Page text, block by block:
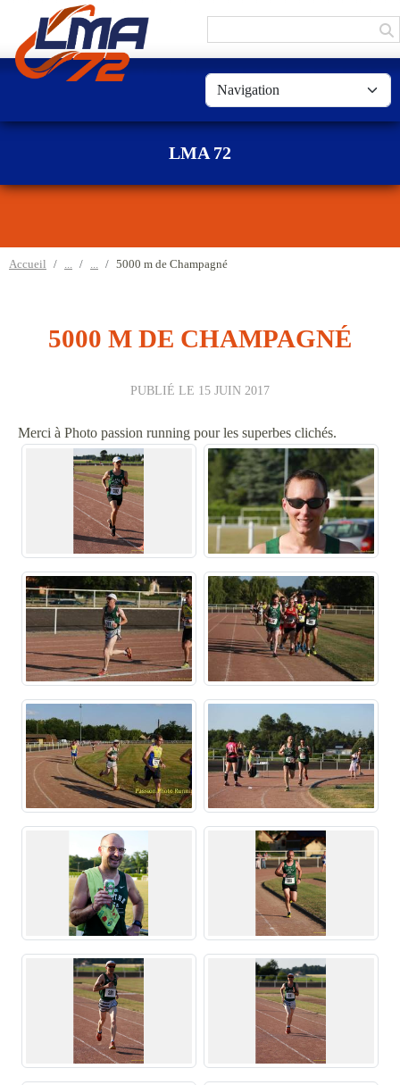
LMA 72
Accueil 5000 m de Champagné
5000 M DE CHAMPAGNÉ
PUBLIÉ LE 15 JUIN 2017
Merci à Photo passion running pour les superbes clichés.
Panneau de gestion des cookies